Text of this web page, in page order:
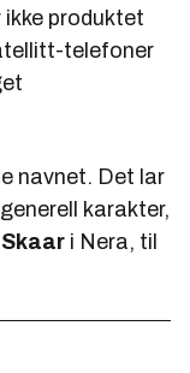
produktet
telefoner
navnet. Det lar
karakter,
i Nera, til